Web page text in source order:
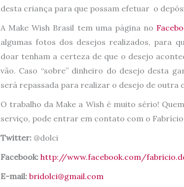
desta criança para que possam efetuar o
A Make Wish Brasil tem uma página no
algumas fotos dos desejos realizados, para
doar tenham a certeza de que o desejo
vão. Caso “sobre” dinheiro do desejo desta
será repassada para realizar o desejo de outra
O trabalho da Make a Wish é muito sério!
serviço, pode entrar em contato com o Fabrício
Twitter: @dolci
Facebook: http://www.facebook.com/
E-mail: bridolci@gmail.com